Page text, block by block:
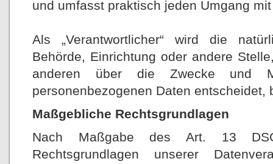
und umfasst praktisch jeden Umgang
Als „Verantwortlicher“ wird die
Behörde, Einrichtung oder andere
anderen über die Zwecke und
personenbezogenen Daten entscheidet,
Maßgebliche Rechtsgrundlagen
Nach Maßgabe des Art. 13
Rechtsgrundlagen unserer